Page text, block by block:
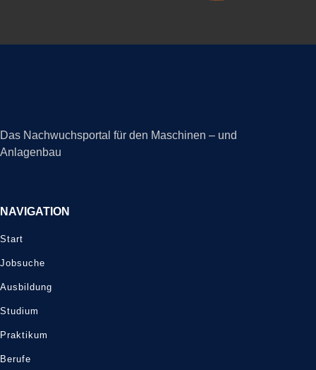
Das Nachwuchsportal für den Maschinen – und
Anlagenbau
NAVIGATION
Start
Jobsuche
Ausbildung
Studium
Praktikum
Berufe